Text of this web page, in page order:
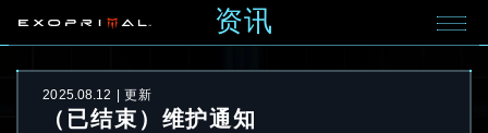
资讯
2025.08.12 更新
（已结束）维护通知